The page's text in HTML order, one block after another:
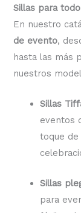
Sillas para
En nuestro
de evento,
hasta las más
nuestros
Sillas
eventos
toque de
Sillas
para